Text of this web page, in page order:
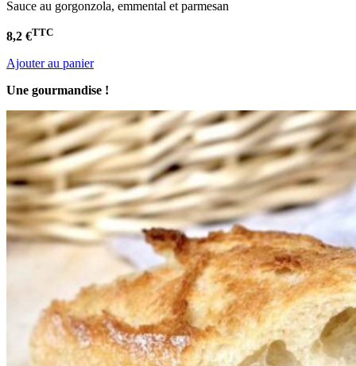
Sauce au gorgonzola, emmental et parmesan
8,2 €TTC
Ajouter au panier
Une gourmandise !